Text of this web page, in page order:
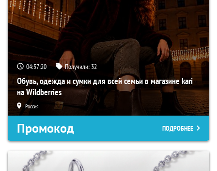
04:57:19 Получили: 32
Обувь, одежда и сумки для всей семьи в магазине kari
на Wildberries
Россия
Промокод ПОДРОБНЕЕ